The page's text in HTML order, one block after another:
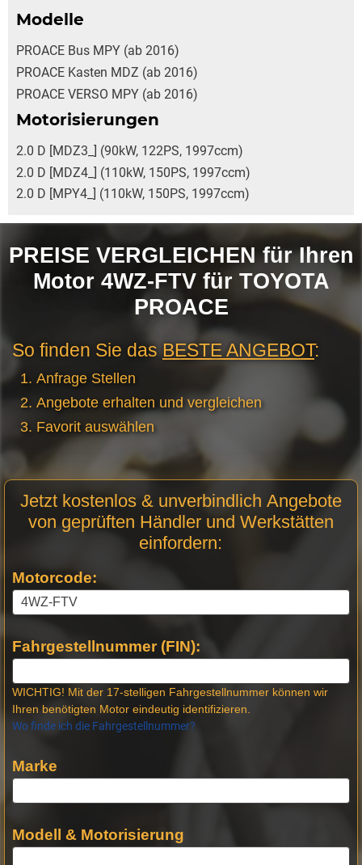
Modelle
PROACE Bus MPY (ab 2016)
PROACE Kasten MDZ (ab 2016)
PROACE VERSO MPY (ab 2016)
Motorisierungen
2.0 D [MDZ3_] (90kW, 122PS, 1997ccm)
2.0 D [MDZ4_] (110kW, 150PS, 1997ccm)
2.0 D [MPY4_] (110kW, 150PS, 1997ccm)
PREISE VERGLEICHEN für Ihren
Motor 4WZ-FTV für TOYOTA
PROACE
So finden Sie das BESTE ANGEBOT:
Anfrage Stellen
Angebote erhalten und vergleichen
Favorit auswählen
Anfrage
Stellen
Jetzt kostenlos & unverbindlich Angebote
von geprüften Händler und Werkstätten
einfordern:
Motorcode:
Fahrgestellnummer (FIN):
WICHTIG! Mit der 17-stelligen Fahrgestellnummer können wir
Ihren benötigten Motor eindeutig identifizieren.
Wo finde ich die Fahrgestellnummer?
Marke
Modell & Motorisierung